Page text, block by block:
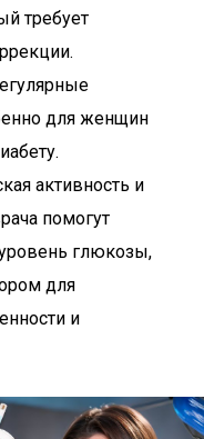
требует
для женщин
активность и
помогут
глюкозы,
для
и